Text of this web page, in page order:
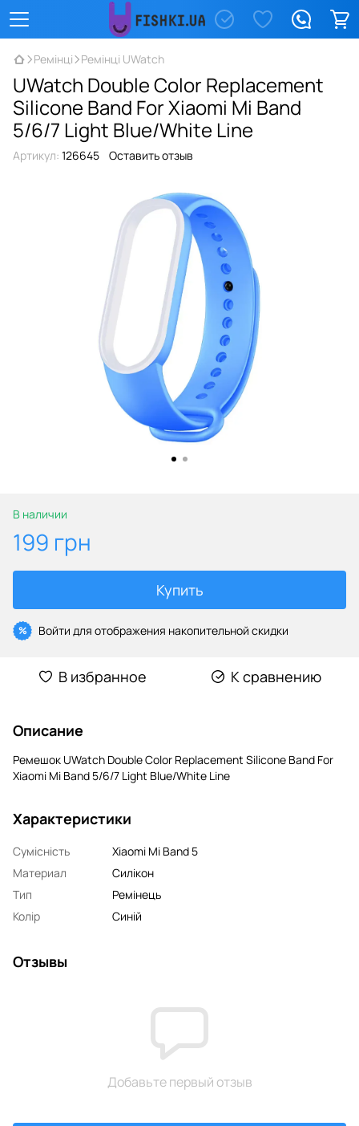
Ремінці Ремінці UWatch
UWatch Double Color Replacement
Silicone Band For Xiaomi Mi Band
5/6/7 Light Blue/White Line
Артикул: 126645 Оставить отзыв
В наличии
199 грн
Купить
% Войти для отображения накопительной скидки
В избранное К сравнению
Описание
Ремешок UWatch Double Color Replacement Silicone Band For
Xiaomi Mi Band 5/6/7 Light Blue/White Line
Характеристики
Сумісність
Xiaomi Mi Band 5
Материал
Силікон
Тип
Ремінець
Колір
Синій
Отзывы
Добавьте первый отзыв